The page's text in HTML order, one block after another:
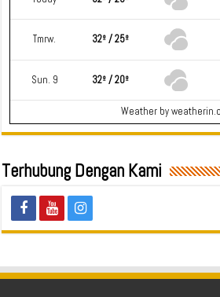
Tmrw. 32º / 25º
Sun. 9 32º / 20º
Weather by
Terhubung Dengan Kami